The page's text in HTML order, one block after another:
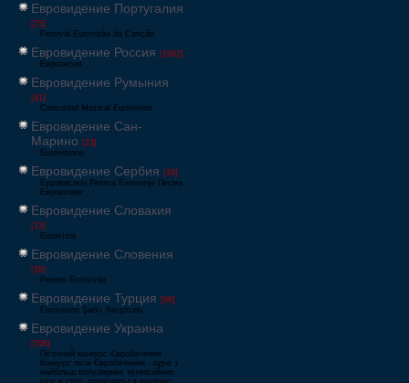
Евровидение Португалия
[25]
Festival Eurovisão da Canção
Евровидение Россия [1062]
Европесня
Евровидение Румыния
[41]
Concursul Muzical Eurovision
Евровидение Сан-
Марино [23]
Eurovisione
Евровидение Сербия [39]
Еуровисион Pesma Evrovizije Песма
Евровизије
Евровидение Словакия
[13]
Eurovízia
Евровидение Словения
[26]
Pesem Evrovizije
Евровидение Турция [66]
Eurovision Şarkı Yarışması
Евровидение Украина
[796]
Пісенний конкурс Євробачення
Конкурс пісні Євробачення - одне з
найбільш популярних телевізійних
шоу в світі, проводиться щорічно,